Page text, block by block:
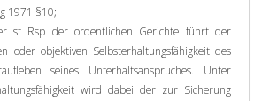
1971 §10;
st Rsp der ordentlichen Gerichte führt der
oder objektiven Selbsterhaltungsfähigkeit des
seines Unterhaltsanspruches. Unter
wird dabei der zur Sicherung